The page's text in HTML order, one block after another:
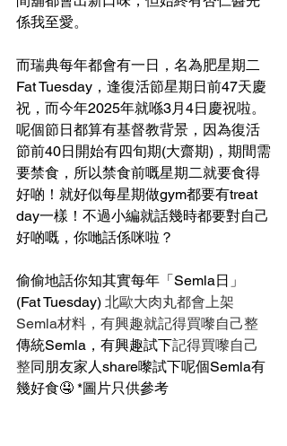
係我至愛。
而瑞典每年都會有一日，名為肥星期二
Fat Tuesday，逢復活節星期日前47天慶
祝，而今年2025年就喺3月4日慶祝啦。
呢個節日都算有基督教背景，因為復活
節前40日開始有四旬期(大齋期)，期間需
要禁食，所以禁食前嘅星期二就要食得
好啲！就好似每星期做gym都要有treat
day一樣！不過小編就話幾時都要對自己
好啲嘅，你哋話係咪啦？
偷偷地話你知其實每年「Semla日」
(Fat Tuesday) 北歐大肉丸都會上架
Semla材料，有興趣就記得買嚟自己整
傳統Semla，有興趣試下記得買嚟自己
整同朋友家人share嚟試下呢個Semla有
幾好食🤤 *圖片只供參考